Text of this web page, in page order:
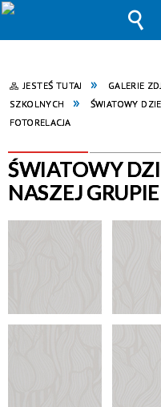
JESTEŚ TUTAJ GALERIE
SZKOLNYCH
ŚWIATOWY
FOTORELACJA
ŚWIATOWY
NASZEJ